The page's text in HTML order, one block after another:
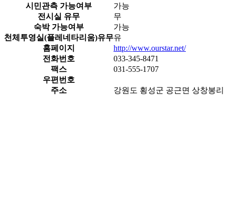
시민관측 가능여부
가능
전시실 유무
무
숙박 가능여부
가능
천체투영실(플레네타리움)유무유
홈페이지
http://www.ourstar.net/
전화번호
033-345-8471
팩스
031-555-1707
우편번호
주소
강원도 횡성군 공근면 상창봉리